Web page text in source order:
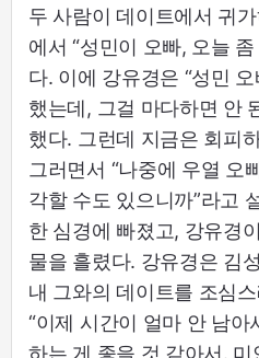
두 사람이 데이트에서 귀
에서 “성민이 오빠, 오늘
다. 이에 강유경은 “성민
했는데, 그걸 마다하면 안
했다. 그런데 지금은 회피
그러면서 “나중에 우열 오
각할 수도 있으니까”라고
한 심경에 빠졌고, 강유경
물을 흘렸다. 강유경은 김
내 그와의 데이트를 조심
“이제 시간이 얼마 안 남아
하는 게 좋을 것 같아서. 미